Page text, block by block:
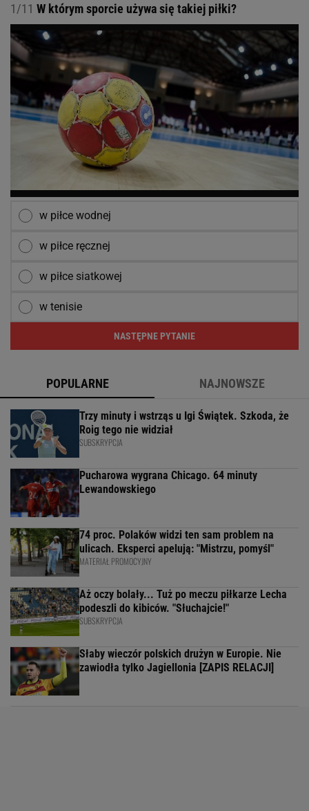
1/11 W którym sporcie używa się takiej piłki?
w piłce wodnej
w piłce ręcznej
w piłce siatkowej
w tenisie
NASTĘPNE PYTANIE
POPULARNE NAJNOWSZE
Trzy minuty i wstrząs u Igi Świątek. Szkoda, że
Roig tego nie widział
SUBSKRYPCJA
Pucharowa wygrana Chicago. 64 minuty
Lewandowskiego
74 proc. Polaków widzi ten sam problem na
ulicach. Eksperci apelują: "Mistrzu, pomyśl"
MATERIAŁ PROMOCYJNY
Aż oczy bolały... Tuż po meczu piłkarze Lecha
podeszli do kibiców. "Słuchajcie!"
SUBSKRYPCJA
Słaby wieczór polskich drużyn w Europie. Nie
zawiodła tylko Jagiellonia [ZAPIS RELACJI]